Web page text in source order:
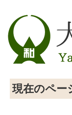
現在のペー